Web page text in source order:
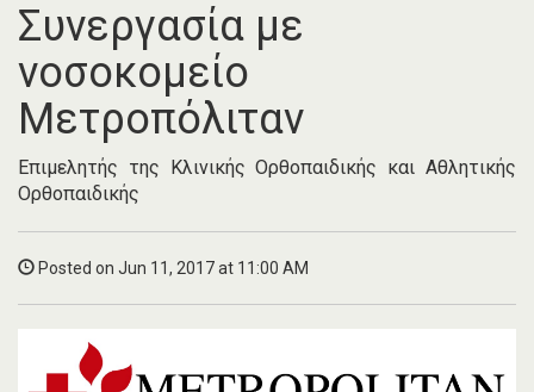
Συνεργασία με
νοσοκομείο
Μετροπόλιταν
Επιμελητής της Κλινικής Ορθοπαιδικής και Αθλητικής
Ορθοπαιδικής
Posted on Jun 11, 2017 at 11:00 AM